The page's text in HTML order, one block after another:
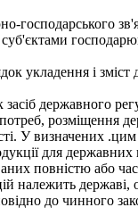
господарського
укладення і зміст
державного
розміщення
У визначених
для державних
повністю або
належить державі,
до чинного